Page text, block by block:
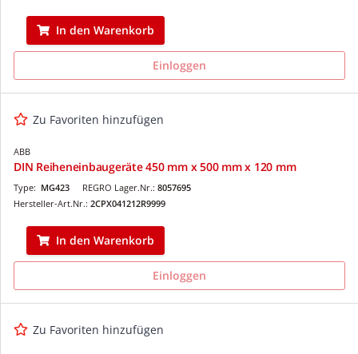
In den Warenkorb
Einloggen
Zu Favoriten hinzufügen
ABB
DIN Reiheneinbaugeräte 450 mm x 500 mm x 120 mm
REGRO Lager.Nr.: 8057695
Type: MG423
Hersteller-Art.Nr.: 2CPX041212R9999
In den Warenkorb
Einloggen
Zu Favoriten hinzufügen